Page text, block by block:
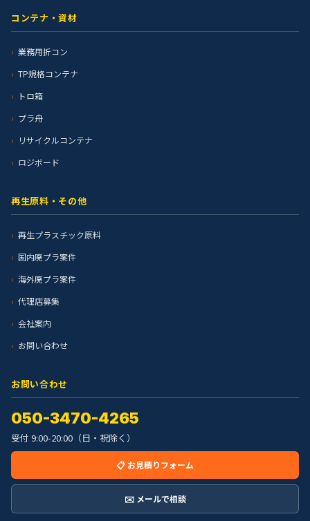
コンテナ・資材
業務用折コン
TP規格コンテナ
トロ箱
プラ舟
リサイクルコンテナ
ロジボード
再生原料・その他
再生プラスチック原料
国内廃プラ案件
海外廃プラ案件
代理店募集
会社案内
お問い合わせ
お問い合わせ
050-3470-4265
受付 9:00-20:00（日・祝除く）
📋 お見積りフォーム
✉️ メールで相談